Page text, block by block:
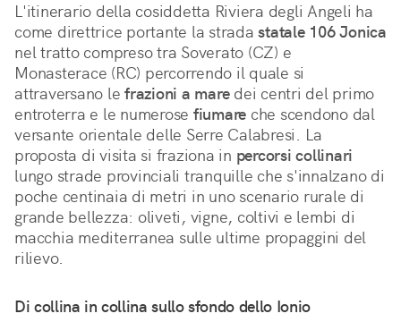
L'itinerario della cosiddetta Riviera degli Angeli ha
come direttrice portante la strada statale 106 Jonica
nel tratto compreso tra Soverato (CZ) e
Monasterace (RC) percorrendo il quale si
attraversano le frazioni a mare dei centri del primo
entroterra e le numerose fiumare che scendono dal
versante orientale delle Serre Calabresi. La
proposta di visita si fraziona in percorsi collinari
lungo strade provinciali tranquille che s'innalzano di
poche centinaia di metri in uno scenario rurale di
grande bellezza: oliveti, vigne, coltivi e lembi di
macchia mediterranea sulle ultime propaggini del
rilievo.
Di collina in collina sullo sfondo dello Ionio